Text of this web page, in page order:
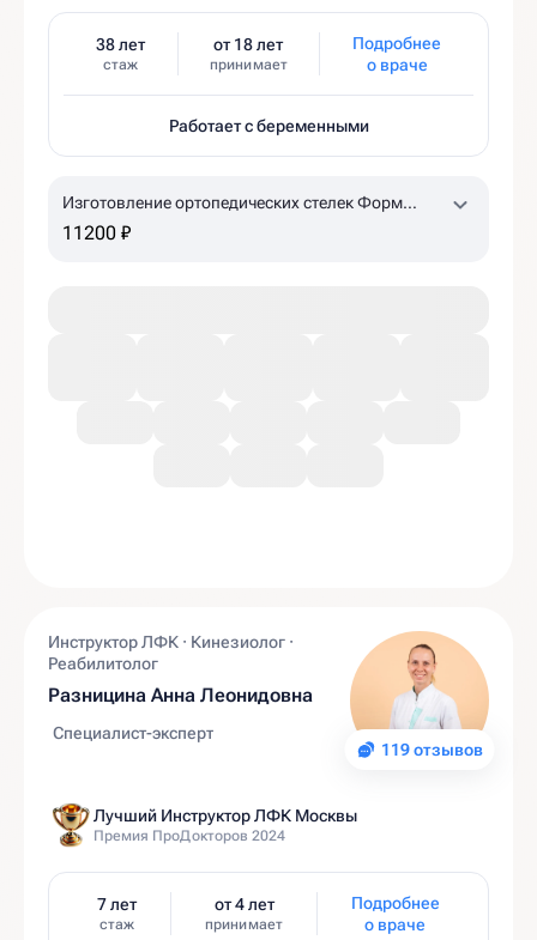
38 лет
стаж
от 18 лет
принимает
Подробнее
о враче
Работает с беременными
Изготовление ортопедических стелек Форм
Тотикс
11200 ₽
119 отзывов
Инструктор ЛФК · Кинезиолог ·
Реабилитолог
Разницина Анна Леонидовна
Специалист-эксперт
Лучший Инструктор ЛФК Москвы
Премия ПроДокторов 2024
7 лет
стаж
от 4 лет
принимает
Подробнее
о враче